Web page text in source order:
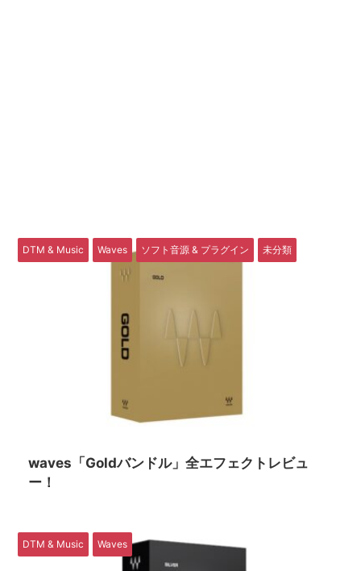
DTM & Music Waves ソフト音源 & プラグイン 未分類
waves「Goldバンドル」全エフェクトレビュ
ー！
DTM & Music Waves